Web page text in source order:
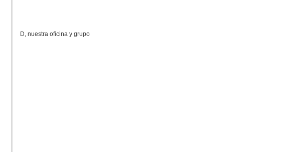
D, nuestra oficina y grupo